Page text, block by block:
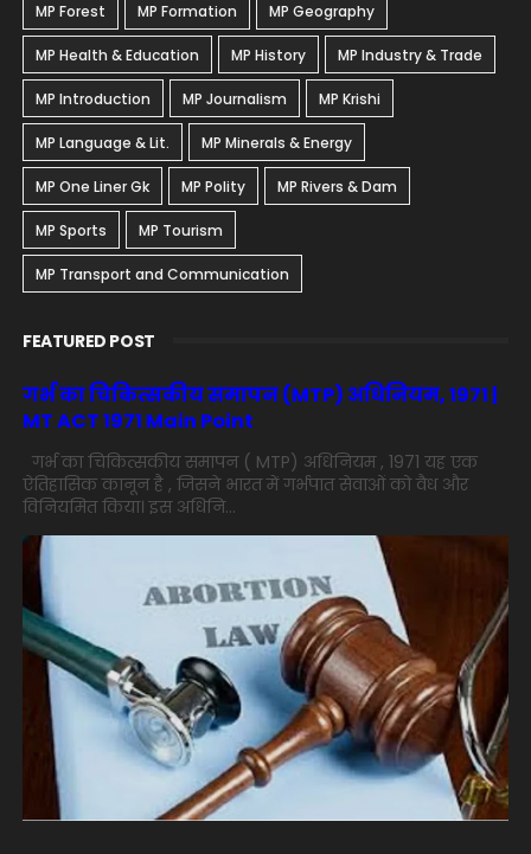
MP Forest MP Formation MP Geography
MP Health & Education MP History MP Industry & Trade
MP Introduction MP Journalism MP Krishi
MP Language & Lit. MP Minerals & Energy
MP One Liner Gk MP Polity MP Rivers & Dam
MP Sports MP Tourism
MP Transport and Communication
FEATURED POST
गर्भ का चिकित्सकीय समापन (MTP) अधिनियम, 1971 |
MT ACT 1971 Main Point
गर्भ का चिकित्सकीय समापन ( MTP) अधिनियम , 1971 यह एक
ऐतिहासिक कानून है , जिसने भारत में गर्भपात सेवाओं को वैध और
विनियमित किया। इस अधिनि...